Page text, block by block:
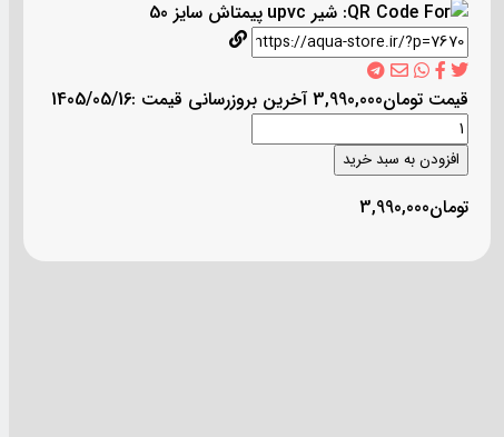
قیمت تومان3,990,000آخرین بروزرسانی قیمت :1405/05/16
افزودن به سبد خرید
تومان3,990,000